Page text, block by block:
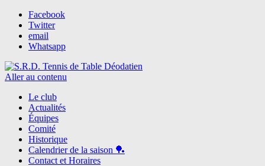
Facebook
Twitter
email
Whatsapp
Aller au contenu
Le club
Actualités
Équipes
Comité
Historique
Calendrier de la saison 🏓
Contact et Horaires